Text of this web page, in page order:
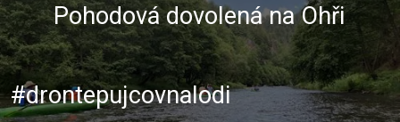
Pohodová dovolená na Ohři
#drontepujcovnalodi